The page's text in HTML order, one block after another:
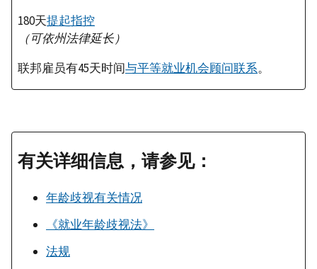
180天提起指控
（可依州法律延长）
联邦雇员有45天时间与平等就业机会顾问联系。
有关详细信息，请参见：
年龄歧视有关情况
《就业年龄歧视法》
法规